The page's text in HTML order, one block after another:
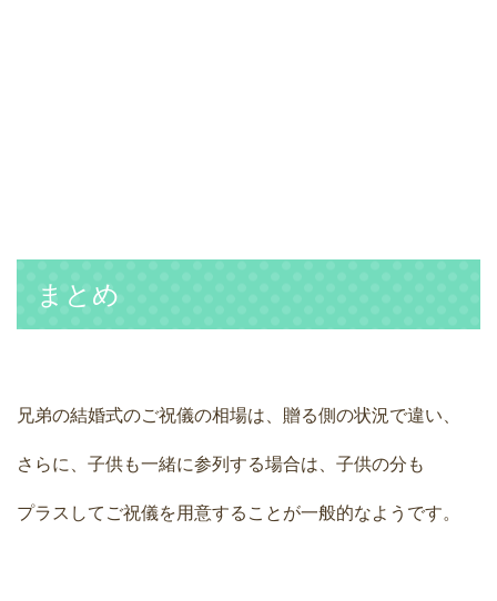
まとめ
兄弟の結婚式のご祝儀の相場は、贈る側の状況で違い、
さらに、子供も一緒に参列する場合は、子供の分も
プラスしてご祝儀を用意することが一般的なようです。